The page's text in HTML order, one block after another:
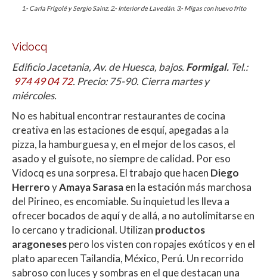
1.- Carla Frigolé y Sergio Sainz. 2.- Interior de Lavedán. 3.- Migas con huevo frito
Vidocq
Edificio Jacetania, Av. de Huesca, bajos. Formigal. Tel.:
974 49 04 72. Precio: 75-90. Cierra martes y
miércoles.
No es habitual encontrar restaurantes de cocina
creativa en las estaciones de esquí, apegadas a la
pizza, la hamburguesa y, en el mejor de los casos, el
asado y el guisote, no siempre de calidad. Por eso
Vidocq es una sorpresa. El trabajo que hacen Diego
HerreroyAmaya Sarasaen la estación más marchosa
del Pirineo, es encomiable. Su inquietud les lleva a
ofrecer bocados de aquí y de allá, a no autolimitarse en
lo cercano y tradicional. Utilizan productos
aragonesespero los visten con ropajes exóticos y en el
plato aparecen Tailandia, México, Perú. Un recorrido
sabroso con luces y sombras en el que destacan una